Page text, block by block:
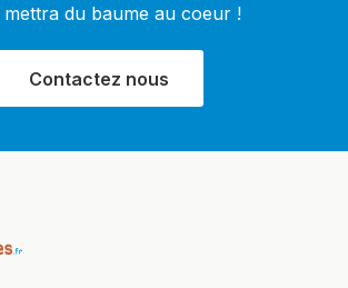
mettra du baume au coeur !
Contactez nous